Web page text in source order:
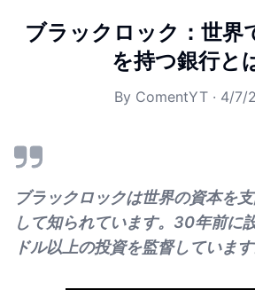
ブラックロック：世界
を持つ銀行と
By ComentYT· 4/7/
ブラックロックは世界の資本を
して知られています。30年前に
ドル以上の投資を監督しています